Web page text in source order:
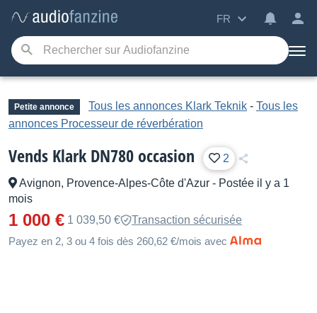
FR
Petite annonce Tous les annonces Klark Teknik - Tous les
annonces Processeur de réverbération
Vends Klark DN780 occasion 2
Avignon, Provence-Alpes-Côte d'Azur - Postée il y a 1
mois
1 000 € 1 039,50 €
Transaction sécurisée
Payez en 2, 3 ou 4 fois dès 260,62 €/mois avec